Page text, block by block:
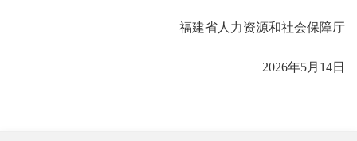
福建省人力资源和社会保障厅
2026年5月14日